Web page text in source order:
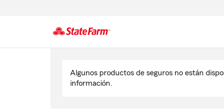
Algunos productos de seguros no están
información.